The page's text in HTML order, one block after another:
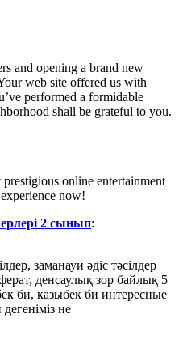
and opening a brand new
web site offered us with
performed a formidable
shall be grateful to you.
online entertainment
now!
2 сынып:
заманауи әдіс тәсілдер
денсаулық зор байлық 5
би, казыбек би интересные
не